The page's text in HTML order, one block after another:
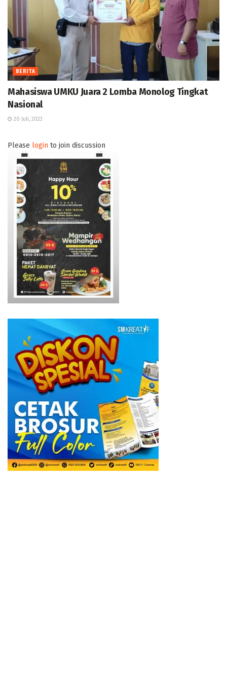
BERITA
Mahasiswa UMKU Juara 2 Lomba Monolog Tingkat
Nasional
20 Juli, 2023
Please login to join discussion